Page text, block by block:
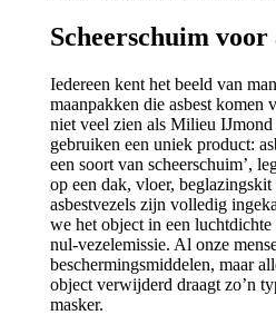
Scheerschuim voor
Iedereen kent het beeld van
maanpakken die asbest komen
niet veel zien als Milieu
gebruiken een uniek product:
een soort van scheerschuim’,
op een dak, vloer,
asbestvezels zijn volledig
we het object in een
nul-vezelemissie. Al onze
beschermingsmiddelen, maar
object verwijderd draagt zo’n
masker.